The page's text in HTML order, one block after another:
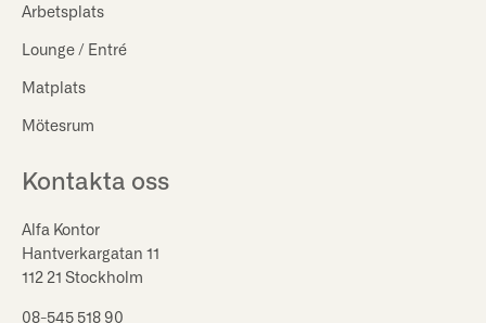
Arbetsplats
Lounge / Entré
Matplats
Mötesrum
Kontakta oss
Alfa Kontor
Hantverkargatan 11
112 21 Stockholm
08-545 518 90